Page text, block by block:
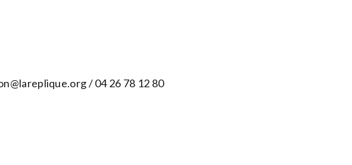
/ 04 26 78 12 80